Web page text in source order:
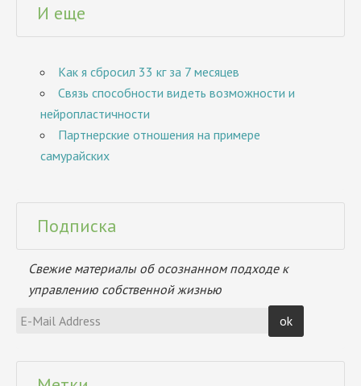
И еще
Как я сбросил 33 кг за 7 месяцев
Связь способности видеть возможности и
нейропластичности
Партнерские отношения на примере
самурайских
Подписка
Свежие материалы об осознанном подходе к
управлению собственной жизнью